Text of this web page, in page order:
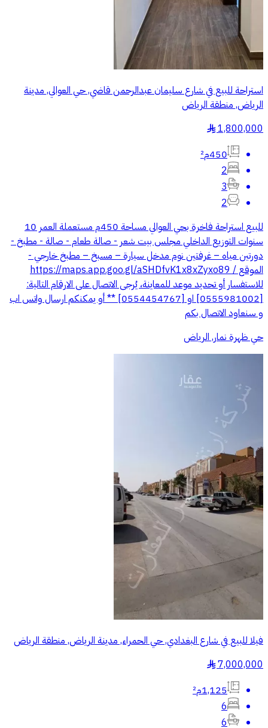
استراحة للبيع في شارع سليمان عبدالرحمن قاضي, حي العوالي, مدينة
الرياض, منطقة الرياض
1,800,000
§
450م²
2
3
2
للبيع استراحة فاخرة بحي العوالي مساحة 450م مستعملة العمر 10
سنوات التوزيع الداخلي مجلس بيت شعر - صالة طعام - صالة - مطبخ -
دورتين مياه – غرفتين نوم مدخل سيارة – مسبخ – مطبخ خارجي -
الموقع / https://maps.app.goo.gl/aSHDfvK1x8xZyxo89
للاستفسار أو تحديد موعد للمعاينة، يُرجى الاتصال على الارقام التالية:
[0555981002] او [0554454767] ** أو يمكنكم ارسال واتس اب
و سنعاود الاتصال بكم
حي ظهرة نمار, الرياض
فيلا للبيع في شارع البغدادي, حي الحمراء, مدينة الرياض, منطقة الرياض
7,000,000
§
1,125م²
6
6